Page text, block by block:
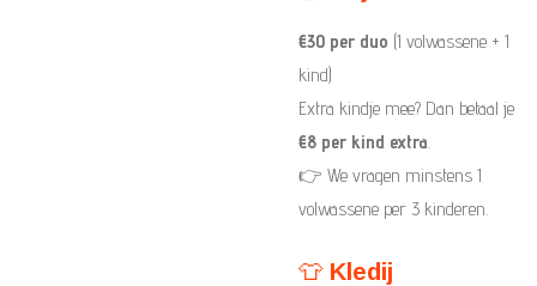
€30 per duo (1 volwassene + 1
kind)
Extra kindje mee? Dan betaal je
€8 per kind extra.
👉 We vragen minstens 1
volwassene per 3 kinderen.
👕 Kledij